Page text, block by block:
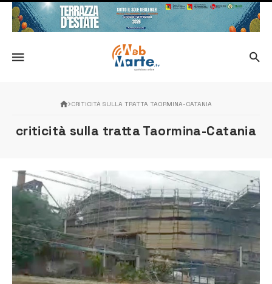
CRITICITÀ SULLA TRATTA TAORMINA-CATANIA
criticità sulla tratta Taormina-Catania